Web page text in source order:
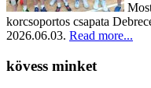
korcsoportos csapata
2026.06.03. Read more...
kövess minket